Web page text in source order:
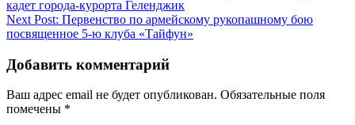
записям
кадет города-курорта Геленджик
Next Post: Первенство по армейскому рукопашному бою
посвященное 5-ю клуба «Тайфун»
Добавить комментарий
Ваш адрес email не будет опубликован. Обязательные поля
помечены *